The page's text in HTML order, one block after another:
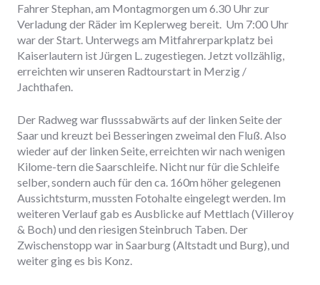
Fahrer Stephan, am Montagmorgen um 6.30 Uhr zur
Verladung der Räder im Keplerweg bereit. Um 7:00 Uhr
war der Start. Unterwegs am Mitfahrerparkplatz bei
Kaiserlautern ist Jürgen L. zugestiegen. Jetzt vollzählig,
erreichten wir unseren Radtourstart in Merzig /
Jachthafen.
Der Radweg war flusssabwärts auf der linken Seite der
Saar und kreuzt bei Besseringen zweimal den Fluß. Also
wieder auf der linken Seite, erreichten wir nach wenigen
Kilome-tern die Saarschleife. Nicht nur für die Schleife
selber, sondern auch für den ca. 160m höher gelegenen
Aussichtsturm, mussten Fotohalte eingelegt werden. Im
weiteren Verlauf gab es Ausblicke auf Mettlach (Villeroy
& Boch) und den riesigen Steinbruch Taben. Der
Zwischenstopp war in Saarburg (Altstadt und Burg), und
weiter ging es bis Konz.